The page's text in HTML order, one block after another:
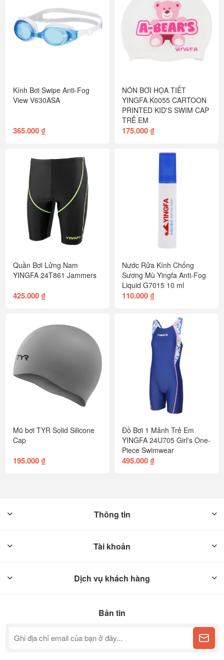
Kính Bơi Swipe Anti-Fog
View V630ASA
365.000 ₫
NÓN BƠI HỌA TIẾT
YINGFA K0055 CARTOON
PRINTED KID'S SWIM CAP
TRẺ EM
175.000 ₫
Quần Bơi Lửng Nam
YINGFA 24T861 Jammers
425.000 ₫
Nước Rửa Kính Chống
Sương Mù Yingfa Anti-Fog
Liquid G7015 10 ml
110.000 ₫
Mũ bơi TYR Solid Silicone
Cap
195.000 ₫
Đồ Bơi 1 Mảnh Trẻ Em
YINGFA 24U705 Girl's One-
Piece Swimwear
495.000 ₫
Thông tin
Tài khoản
Dịch vụ khách hàng
Bản tin